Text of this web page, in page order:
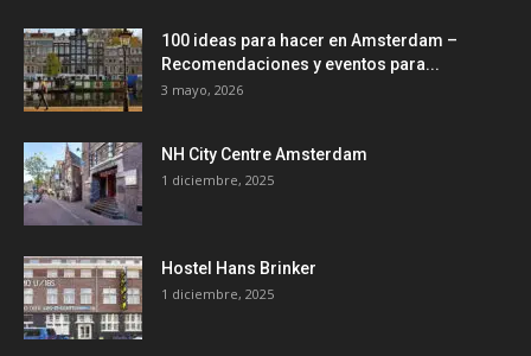
100 ideas para hacer en Amsterdam –
Recomendaciones y eventos para...
3 mayo, 2026
NH City Centre Amsterdam
1 diciembre, 2025
Hostel Hans Brinker
1 diciembre, 2025